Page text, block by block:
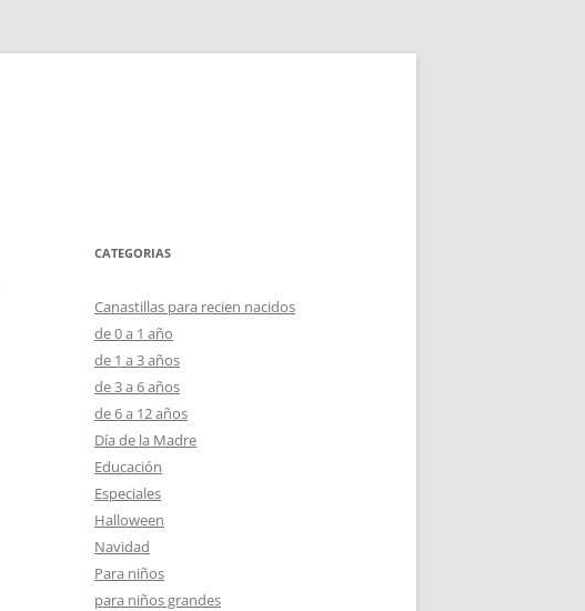
CATEGORIAS
Canastillas para recien nacidos
de 0 a 1 año
de 1 a 3 años
de 3 a 6 años
de 6 a 12 años
Día de la Madre
Educación
Especiales
Halloween
Navidad
Para niños
para niños grandes